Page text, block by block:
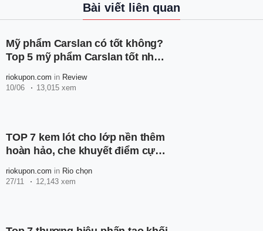
Bài viết liên quan
Mỹ phẩm Carslan có tốt không?
Top 5 mỹ phẩm Carslan tốt nhất
riokupon.com in Review
10/06
13,015 xem
TOP 7 kem lót cho lớp nền thêm
hoàn hảo, che khuyết điểm cực
riokupon.com in Rio chọn
27/11
12,143 xem